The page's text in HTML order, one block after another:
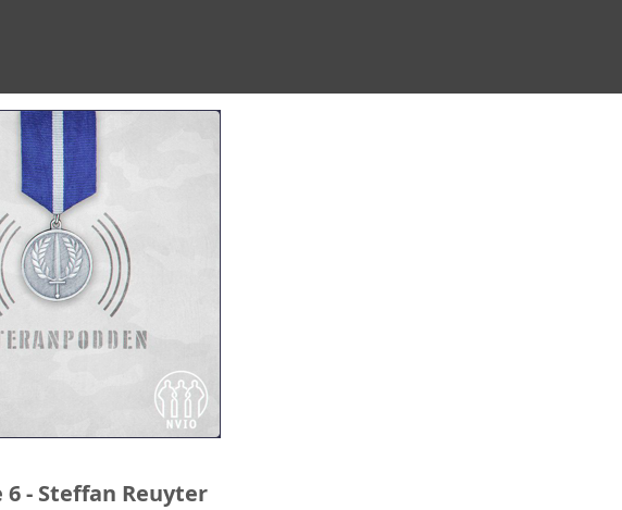
6 - Steffan Reuyter